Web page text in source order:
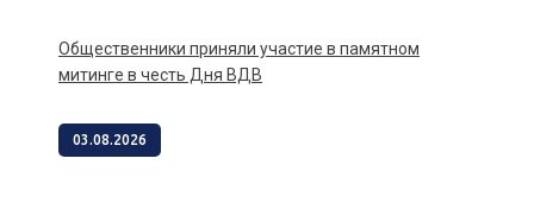
Общественники приняли участие в памятном
митинге в честь Дня ВДВ
03.08.2026